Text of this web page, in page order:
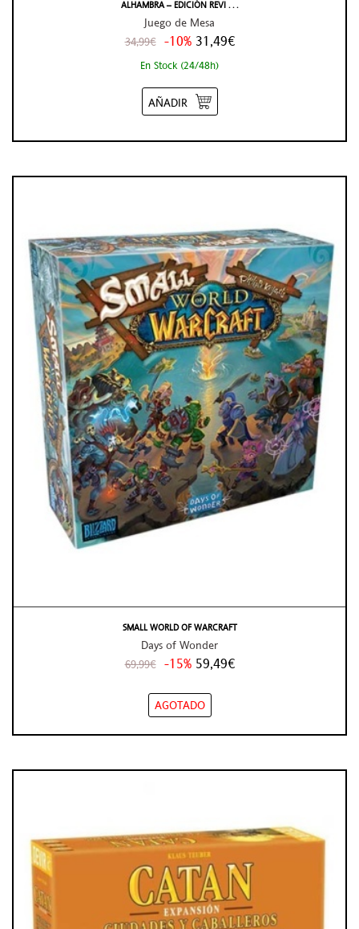
ALHAMBRA – EDICIÓN REVI . . .
Juego de Mesa
34,99€ -10% 31,49€
En Stock (24/48h)
AÑADIR
SMALL WORLD OF WARCRAFT
Days of Wonder
69,99€ -15% 59,49€
AGOTADO